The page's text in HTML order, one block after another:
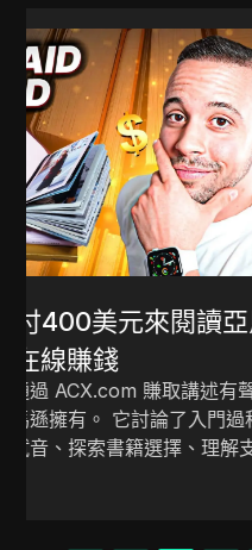
我被詐騙了
這篇文章討論了商業詐
導師用來欺騙個體的策略。 它突顯了虛假
惑、免費活動的陷阱、
以及通過銷售策略創造的緊迫感。